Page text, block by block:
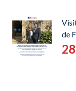
de